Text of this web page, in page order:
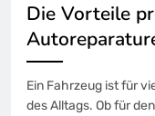
Die Vorteile
Ein Fahrzeug ist für
des Alltags. Ob für